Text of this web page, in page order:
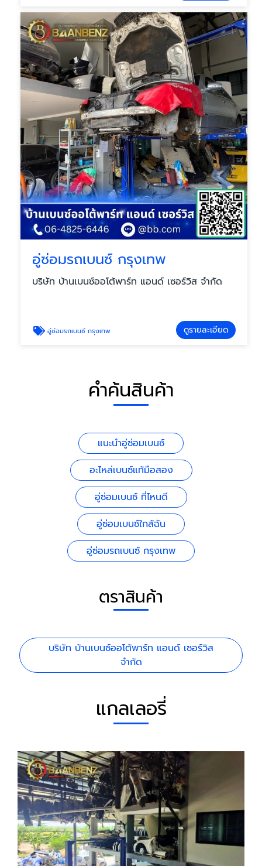
อู่ซ่อมรถเบนซ์ กรุงเทพ
บริษัท บ้านเบนซ์ออโต้พาร์ท แอนด์ เซอร์วิส จำกัด
อู่ซ่อมรถเบนซ์ กรุงเทพ ดูรายละเอียด
คำค้นสินค้า
แนะนำอู่ซ่อมเบนซ์
อะไหล่เบนซ์แท้มือสอง
อู่ซ่อมเบนซ์ ที่ไหนดี
อู่ซ่อมเบนซ์ใกล้ฉัน
อู่ซ่อมรถเบนซ์ กรุงเทพ
ตราสินค้า
บริษัท บ้านเบนซ์ออโต้พาร์ท แอนด์ เซอร์วิส
จำกัด
แกลเลอรี่